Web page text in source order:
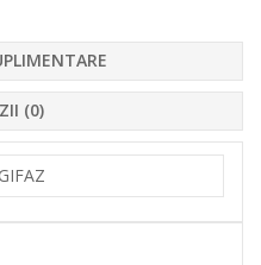
(0)
GIFAZ